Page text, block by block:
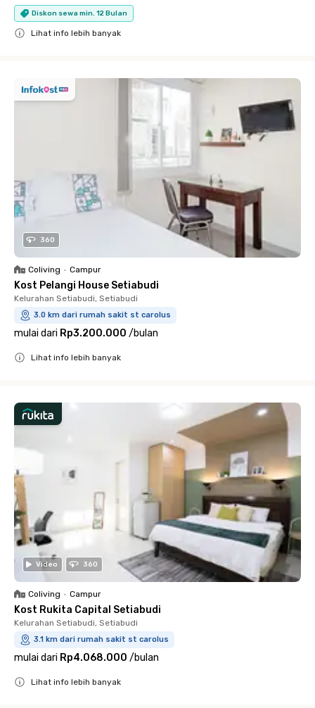
Diskon sewa min. 12 Bulan
Lihat info lebih banyak
360
Coliving • Campur
Kost Pelangi House Setiabudi
Kelurahan Setiabudi, Setiabudi
3.0 km dari rumah sakit st carolus
mulai dari Rp3.200.000 /bulan
Lihat info lebih banyak
Video 360
Coliving • Campur
Kost Rukita Capital Setiabudi
Kelurahan Setiabudi, Setiabudi
3.1 km dari rumah sakit st carolus
mulai dari Rp4.068.000 /bulan
Lihat info lebih banyak